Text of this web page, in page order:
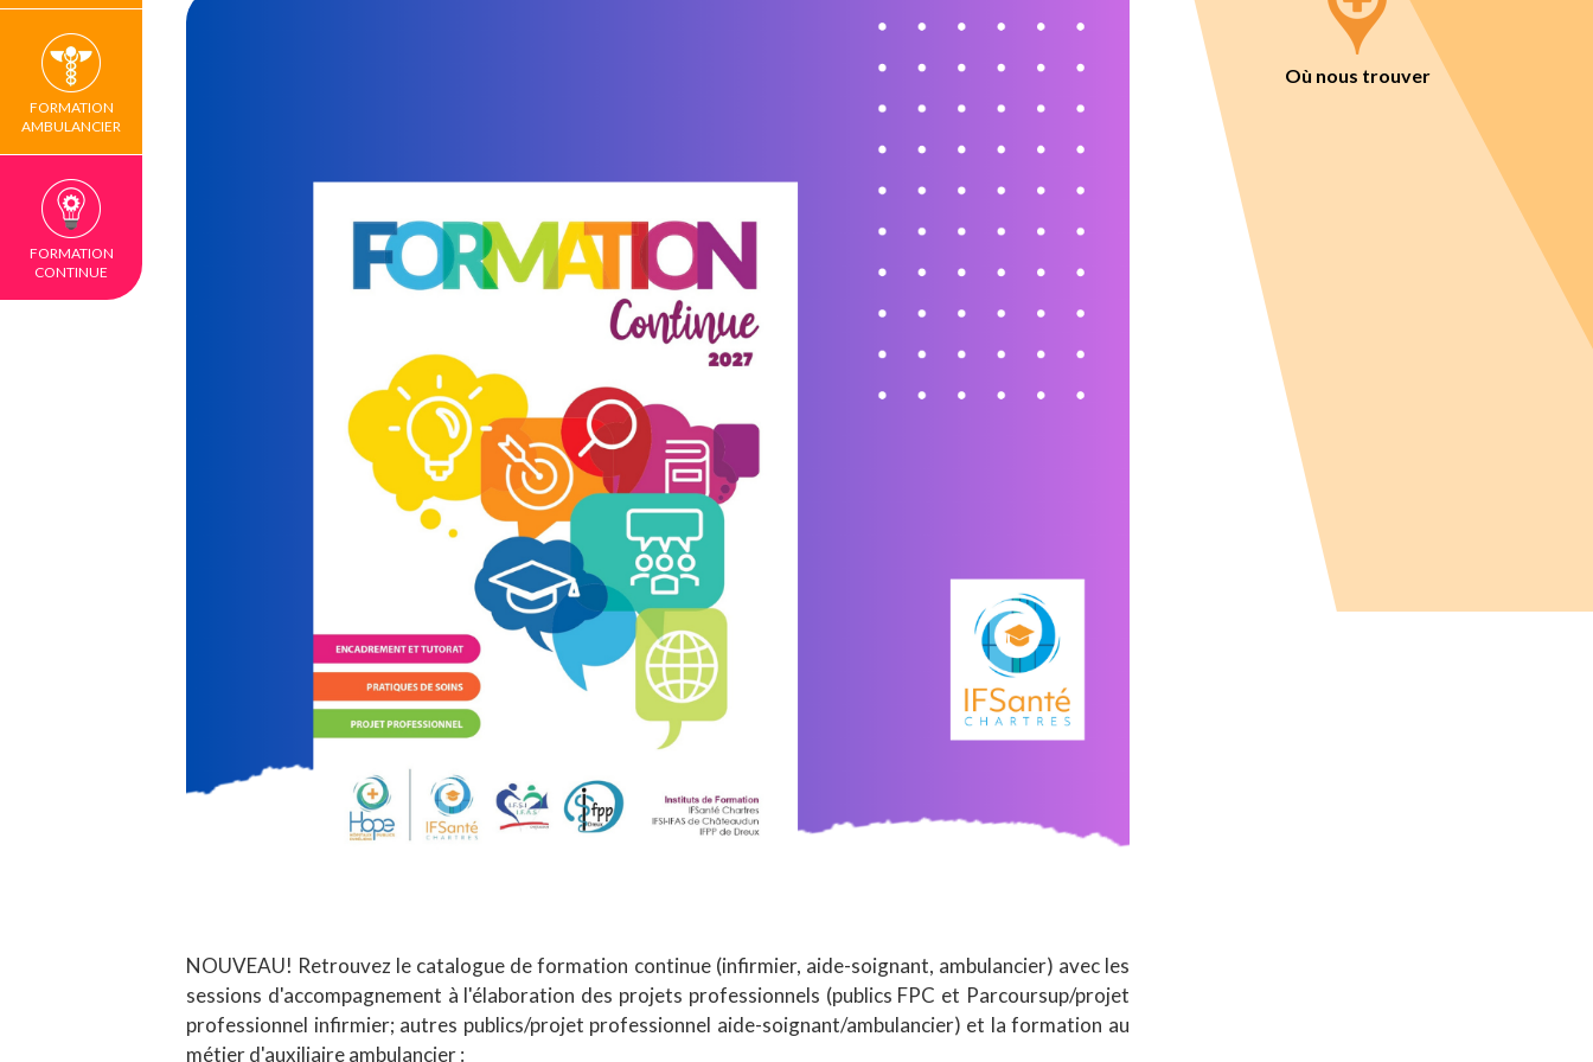
FORMATION
AMBULANCIER
FORMATION
CONTINUE
NOUVEAU! Retrouvez le catalogue de formation continue (infirmier, aide-soignant, ambulancier) avec les
sessions d'accompagnement à l'élaboration des projets professionnels (publics FPC et Parcoursup/projet
professionnel infirmier; autres publics/projet professionnel aide-soignant/ambulancier) et la formation au
métier d'auxiliaire ambulancier :
Où nous trouver